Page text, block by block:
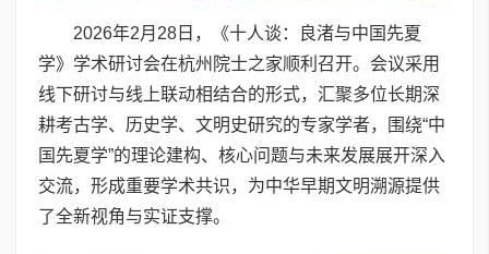
2026年2月28日，《十人谈：良渚与中国先夏
学》学术研讨会在杭州院士之家顺利召开。会议采用
线下研讨与线上联动相结合的形式，汇聚多位长期深
耕考古学、历史学、文明史研究的专家学者，围绕“中
国先夏学”的理论建构、核心问题与未来发展展开深入
交流，形成重要学术共识，为中华早期文明溯源提供
了全新视角与实证支撑。